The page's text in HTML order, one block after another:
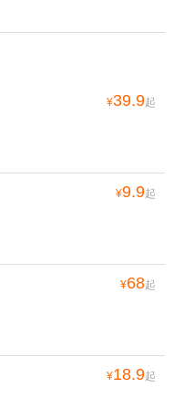
¥39.9起
¥9.9起
¥68起
¥18.9起